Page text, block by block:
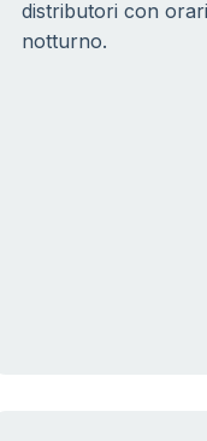
distributori con
notturno.